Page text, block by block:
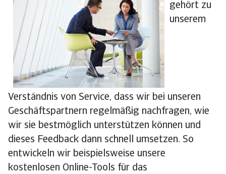
gehört zu
unserem
Verständnis von Service, dass wir bei unseren
Geschäftspartnern regelmäßig nachfragen, wie
wir sie bestmöglich unterstützen können und
dieses Feedback dann schnell umsetzen. So
entwickeln wir beispielsweise unsere
kostenlosen Online-Tools für das